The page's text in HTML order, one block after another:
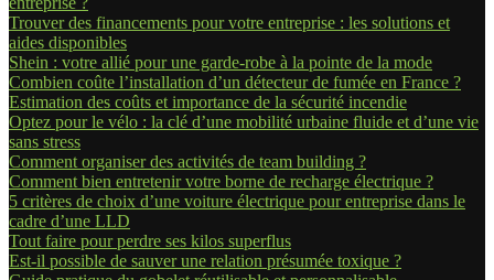
Trouver des financements pour votre entreprise : les solutions et
aides disponibles
Shein : votre allié pour une garde-robe à la pointe de la mode
Combien coûte l’installation d’un détecteur de fumée en France ?
Estimation des coûts et importance de la sécurité incendie
Optez pour le vélo : la clé d’une mobilité urbaine fluide et d’une vie
sans stress
Comment organiser des activités de team building ?
Comment bien entretenir votre borne de recharge électrique ?
5 critères de choix d’une voiture électrique pour entreprise dans le
cadre d’une LLD
Tout faire pour perdre ses kilos superflus
Est-il possible de sauver une relation présumée toxique ?